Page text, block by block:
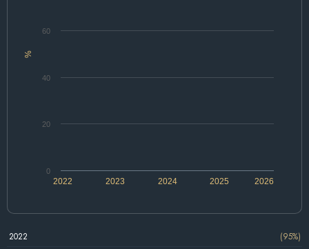
%
2022 2024 2026
2023 2025
0
20
40
60
2022
(95%)